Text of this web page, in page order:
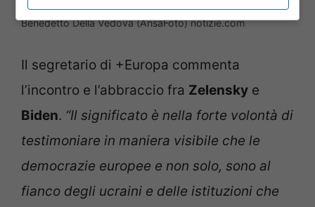
Benedetto Della Vedova (AnsaFoto) notizie.com
Il segretario di +Europa commenta
l’incontro e l’abbraccio fra Zelensky e
Biden. “Il significato è nella forte volontà di
testimoniare in maniera visibile che le
democrazie europee e non solo, sono al
fianco degli ucraini e delle istituzioni che